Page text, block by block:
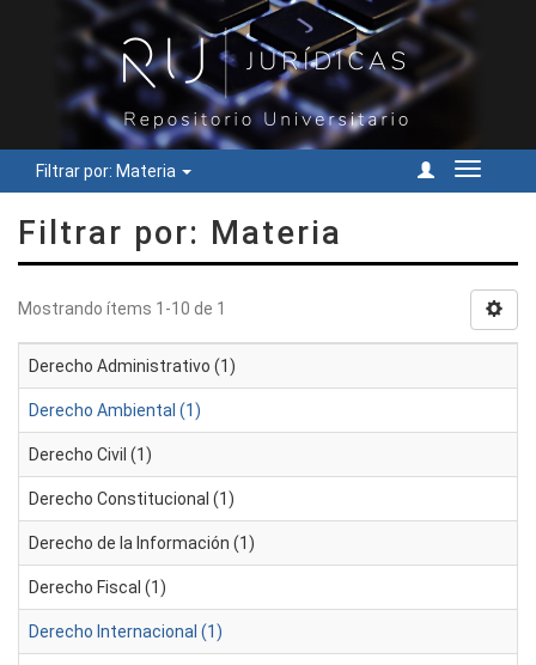
Filtrar por: Materia
Cambiar
Filtrar por: Materia
Mostrando ítems 1-10 de 1
Derecho Administrativo (1)
Derecho Ambiental (1)
Derecho Civil (1)
Derecho Constitucional (1)
Derecho de la Información (1)
Derecho Fiscal (1)
Derecho Internacional (1)